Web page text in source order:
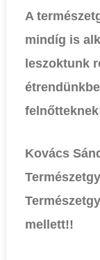
A
mindíg is
leszoktunk
Kovács
mellett!!